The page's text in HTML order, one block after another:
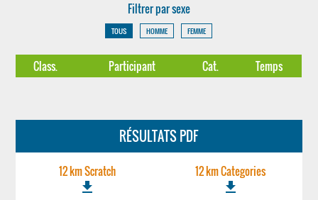
Filtrer par sexe
TOUS HOMME FEMME
Class. Participant Cat. Temps
RÉSULTATS PDF
12 km Scratch
file_download
12 km Categories
file_download